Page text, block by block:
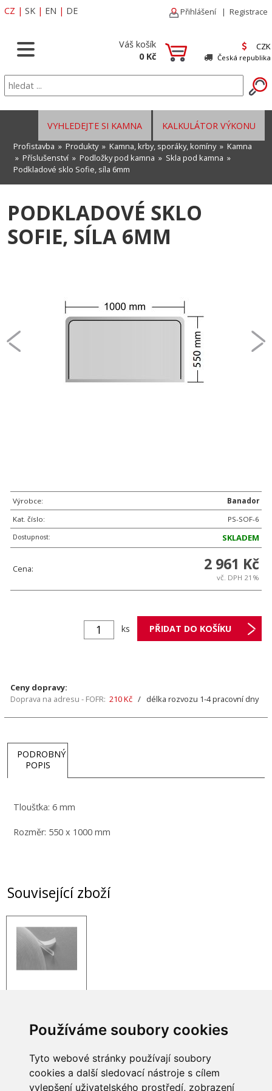
Používáme soubory cookies
Tyto webové stránky používají soubory
cookies a další sledovací nástroje s cílem
vylepšení uživatelského prostředí, zobrazení
CZ | SK | EN | DE Přihlášení | Registrace
Váš košík
0 Kč
CZK
Česká republika
KALKULÁTOR VÝKONU
VYHLEDEJTE SI KAMNA
Profistavba » Produkty» Kamna, krby, sporáky, komíny» Kamna
» Příslušenství » Podložky pod kamna » Skla pod kamna »
Podkladové sklo Sofie, síla 6mm
PODKLADOVÉ SKLO
SOFIE, SÍLA 6MM
Výrobce:
Banador
Kat. číslo:
PS-SOF-6
Dostupnost:
SKLADEM
Cena: 2 961 Kč
vč. DPH 21%
ks
Ceny dopravy:
Doprava na adresu - FOFR: 210 Kč / délka rozvozu 1-4 pracovní dny
PODROBNÝ
POPIS
Tloušťka: 6 mm
Rozměr: 550 x 1000 mm
Související zboží